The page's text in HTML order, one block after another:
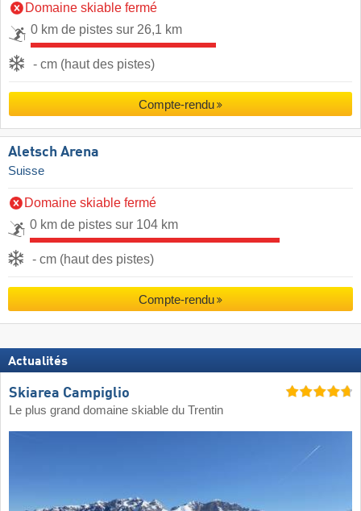
Domaine skiable fermé
0 km de pistes sur 26,1 km
- cm (haut des pistes)
Compte-rendu
Aletsch Arena
Suisse
Domaine skiable fermé
0 km de pistes sur 104 km
- cm (haut des pistes)
Compte-rendu
Actualités
Skiarea Campiglio
Le plus grand domaine skiable du Trentin